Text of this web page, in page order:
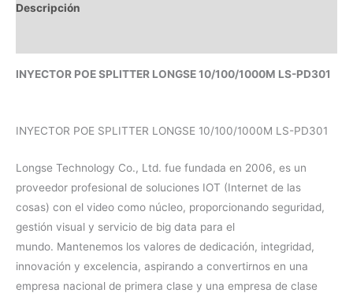
Descripción
INYECTOR POE SPLITTER LONGSE 10/100/1000M LS-PD301
INYECTOR POE SPLITTER LONGSE 10/100/1000M LS-PD301
Longse Technology Co., Ltd. fue fundada en 2006, es un
proveedor profesional de soluciones IOT (Internet de las
cosas) con el video como núcleo, proporcionando seguridad,
gestión visual y servicio de big data para el
mundo. Mantenemos los valores de dedicación, integridad,
innovación y excelencia, aspirando a convertirnos en una
empresa nacional de primera clase y una empresa de clase